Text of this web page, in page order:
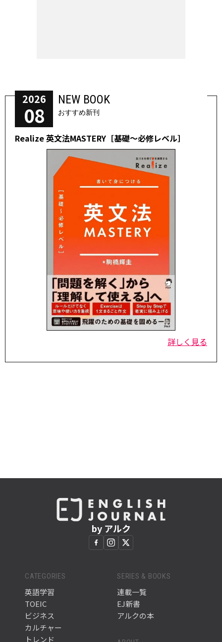
2026
08
NEW BOOK
おすすめ新刊
Realize 英文法MASTERY［基礎～必修レベル］
詳しく見る
by アルク
CATEGORIES
英語学習
TOEIC
ビジネス
カルチャー
トレンド
SERIES & BOOKS
連載一覧
EJ新書
アルクの本